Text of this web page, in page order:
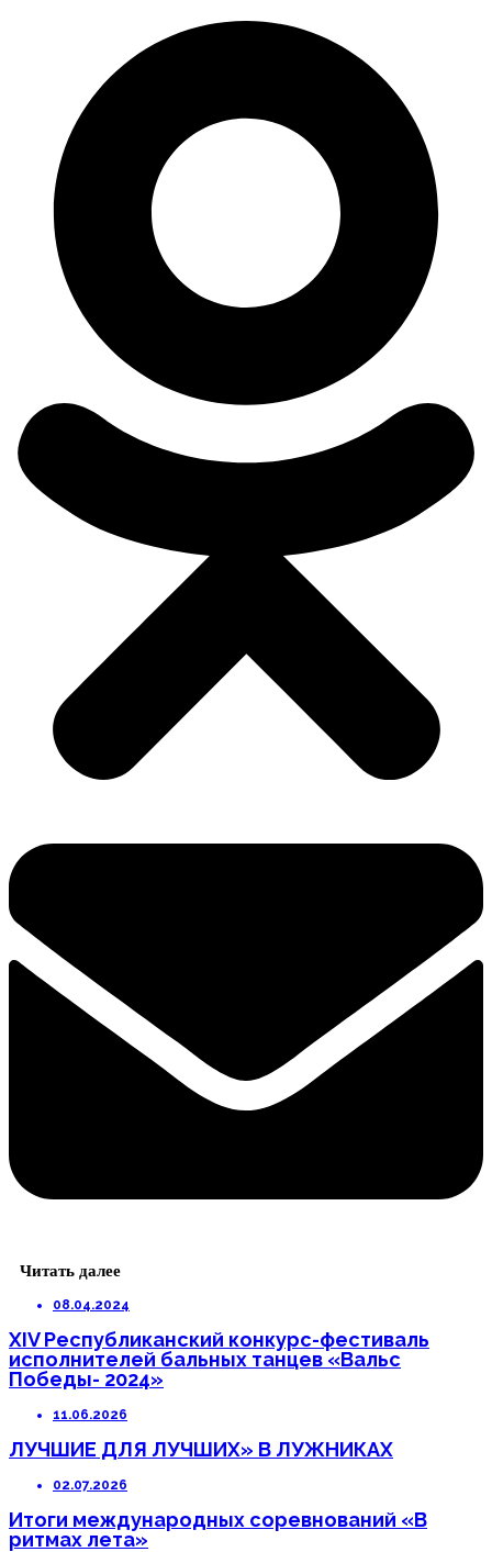
Читать далее
08.04.2024
XIV Республиканский конкурс-фестиваль
исполнителей бальных танцев «Вальс
Победы- 2024»
11.06.2026
ЛУЧШИЕ ДЛЯ ЛУЧШИХ» В ЛУЖНИКАХ
02.07.2026
Итоги международных соревнований «В
ритмах лета»